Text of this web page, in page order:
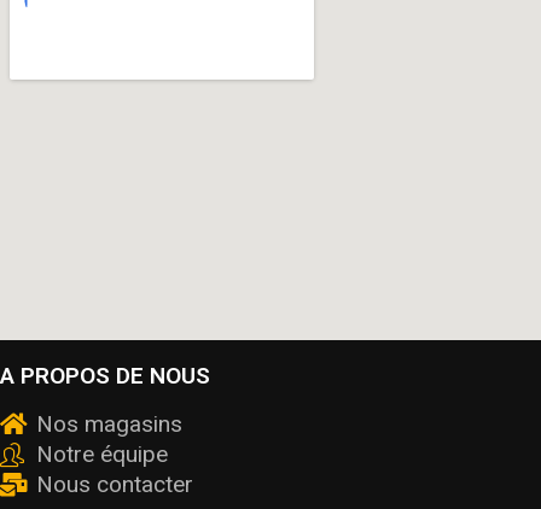
A PROPOS DE NOUS
Nos magasins
Notre équipe
Nous contacter